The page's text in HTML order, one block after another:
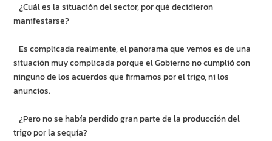
¿Cuál es la situación del sector, por qué decidieron
manifestarse?
Es complicada realmente, el panorama que vemos es de una
situación muy complicada porque el Gobierno no cumplió con
ninguno de los acuerdos que firmamos por el trigo, ni los
anuncios.
¿Pero no se había perdido gran parte de la producción del
trigo por la sequía?